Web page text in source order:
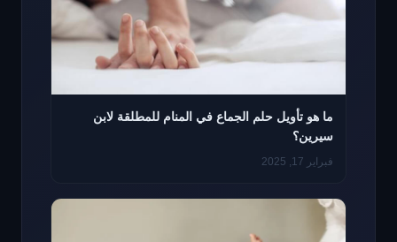
ما هو تأويل حلم الجماع في المنام للمطلقة لابن
سيرين؟
فبراير 17, 2025